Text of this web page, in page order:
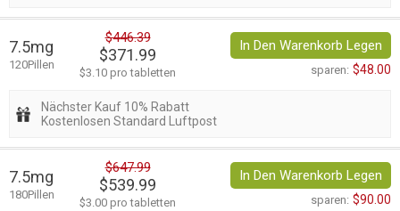
7.5mg
120Pillen
$446.39
$371.99
$3.10 pro tabletten
In Den Warenkorb Legen
sparen: $48.00
Nächster Kauf 10% Rabatt
Kostenlosen Standard Luftpost
7.5mg
180Pillen
$647.99
$539.99
$3.00 pro tabletten
In Den Warenkorb Legen
sparen: $90.00